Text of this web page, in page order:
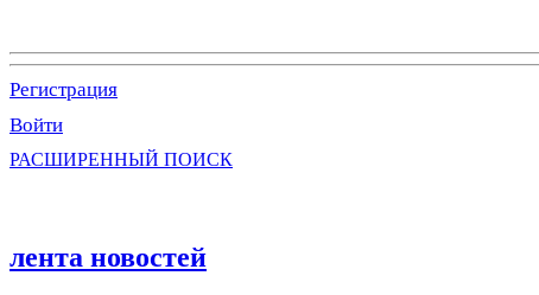
Регистрация
Войти
РАСШИРЕННЫЙ ПОИСК
лента новостей